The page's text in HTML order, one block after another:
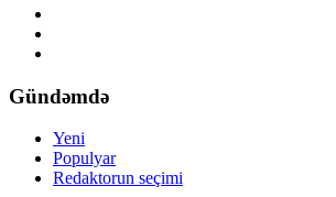
Gündəmdə
Yeni
Populyar
Redaktorun seçimi